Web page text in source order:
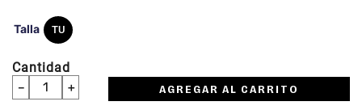
Talla TU
Cantidad
＋
－ AGREGAR AL CARRITO